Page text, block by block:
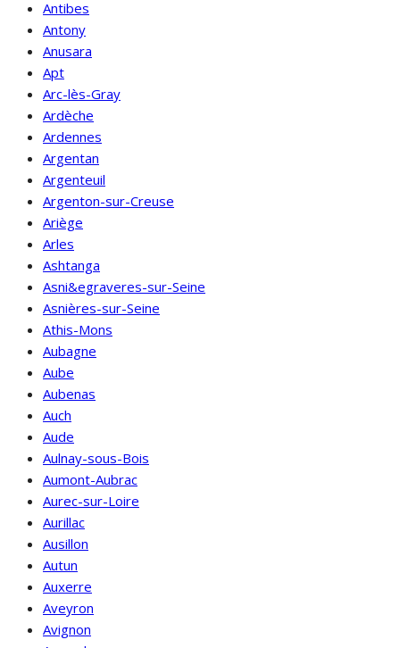
Antibes
Antony
Anusara
Apt
Arc-lès-Gray
Ardèche
Ardennes
Argentan
Argenteuil
Argenton-sur-Creuse
Ariège
Arles
Ashtanga
Asni&egraveres-sur-Seine
Asnières-sur-Seine
Athis-Mons
Aubagne
Aube
Aubenas
Auch
Aude
Aulnay-sous-Bois
Aumont-Aubrac
Aurec-sur-Loire
Aurillac
Ausillon
Autun
Auxerre
Aveyron
Avignon